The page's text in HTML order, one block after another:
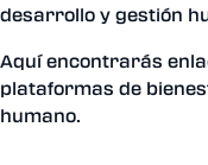
desarrollo y gestión
Aquí encontrarás
plataformas de
humano.